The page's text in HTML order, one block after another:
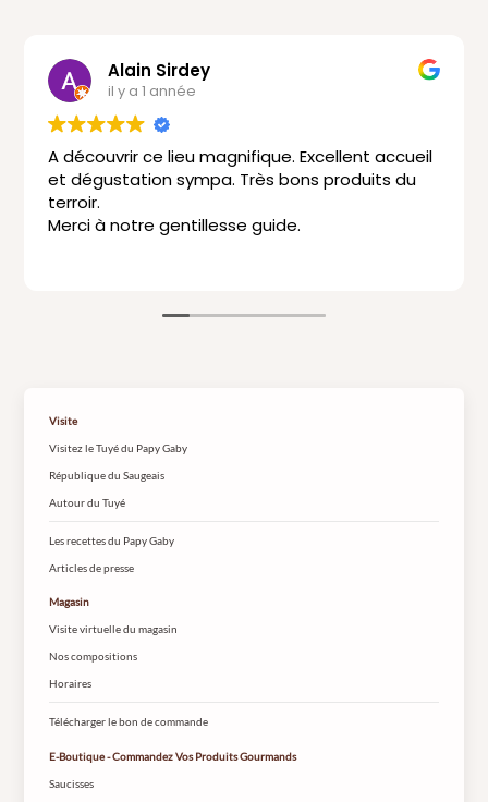
Alain Sirdey
il y a 1 année
A découvrir ce lieu magnifique. Excellent accueil
et dégustation sympa. Très bons produits du
terroir.
Merci à notre gentillesse guide.
Visite
Visitez le Tuyé du Papy Gaby
République du Saugeais
Autour du Tuyé
Les recettes du Papy Gaby
Articles de presse
Magasin
Visite virtuelle du magasin
Nos compositions
Horaires
Télécharger le bon de commande
E-Boutique - Commandez Vos Produits Gourmands
Saucisses